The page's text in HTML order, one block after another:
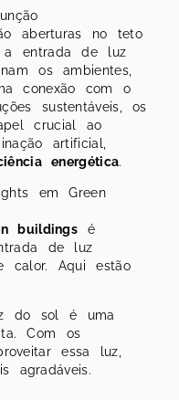
aberturas no teto
entrada de luz
os ambientes,
conexão com o
sustentáveis, os
crucial ao
artificial,
energética.
em Green
buildings é
de luz
calor. Aqui estão
do sol é uma
Com os
essa luz,
agradáveis.